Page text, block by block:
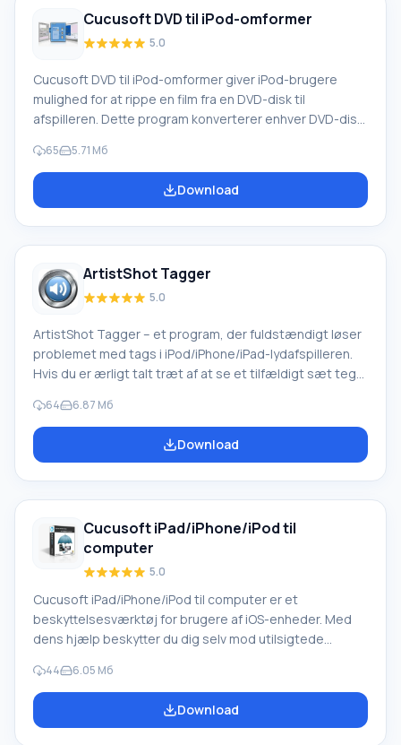
Cucusoft DVD til iPod-omformer
5.0
Cucusoft DVD til iPod-omformer giver iPod-brugere
mulighed for at rippe en film fra en DVD-disk til
afspilleren. Dette program konverterer enhver DVD-disk
få minutter. Dets største fordel er, at det arbejder
direkte uden at oprette en AVI-fil med efterfølgende
konvertering. Dette sparer betydeligt på pc-ressourcer
65 5.71 Мб
Download
ArtistShot Tagger
5.0
ArtistShot Tagger – et program, der fuldstændigt løser
problemet med tags i iPod/iPhone/iPad-lydafspilleren.
Hvis du er ærligt talt træt af at se et tilfældigt sæt tegn
værktøj på få minutter. Ud over at arbejde med spor-
navne tilbyder ArtistShot Tagger også
konverteringsfunktioner. Du kan arbejde med formater
64 6.87 Мб
Download
Cucusoft iPad/iPhone/iPod til
computer
5.0
Cucusoft iPad/iPhone/iPod til computer er et
beskyttelsesværktøj for brugere af iOS-enheder. Med
dens hjælp beskytter du dig selv mod utilsigtede
gemme dem på din egen computer. For at starte skal du
blot tilslutte enheden, og Cucusoft iPad/iPhone/iPod til
computer vil foreslå mulige handlinger, herunder både
44 6.05 Мб
Download